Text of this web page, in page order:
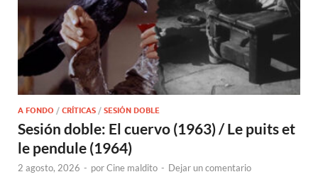
A FONDO / CRÍTICAS / SESIÓN DOBLE
Sesión doble: El cuervo (1963) / Le puits et
le pendule (1964)
2 agosto, 2026 - porCine maldito - Dejar un comentario